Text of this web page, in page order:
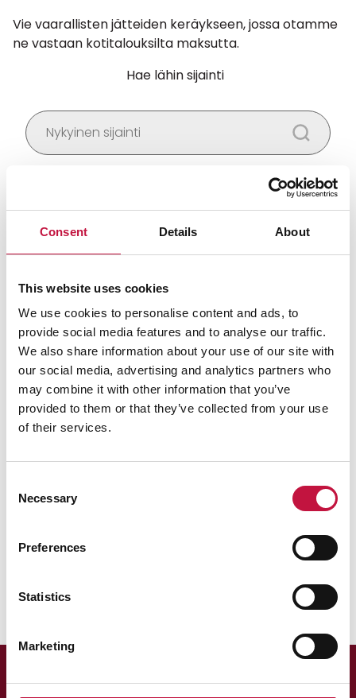
Consent Details About
This website uses cookies
We use cookies to personalise content and ads, to
provide social media features and to analyse our traffic.
We also share information about your use of our site with
our social media, advertising and analytics partners who
may combine it with other information that you’ve
provided to them or that they’ve collected from your use
of their services.
Selection
Necessary
Preferences
Statistics
Marketing
Vie vaarallisten jätteiden keräykseen, jossa otamme
ne vastaan kotitalouksilta maksutta.
Hae lähin sijainti